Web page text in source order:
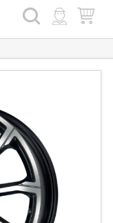
HLEDAT